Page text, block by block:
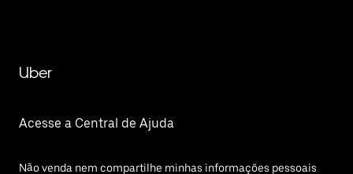
Uber
Acesse a Central de Ajuda
Não venda nem compartilhe minhas informações pessoais